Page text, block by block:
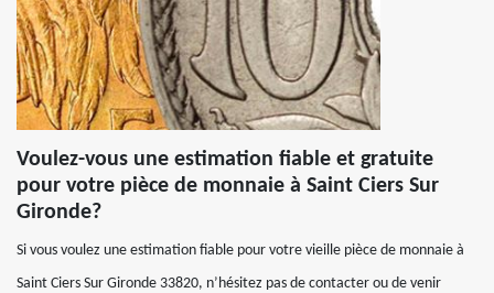
Voulez-vous une estimation fiable et gratuite
pour votre pièce de monnaie à Saint Ciers Sur
Gironde?
Si vous voulez une estimation fiable pour votre vieille pièce de monnaie à
Saint Ciers Sur Gironde 33820, n’hésitez pas de contacter ou de venir